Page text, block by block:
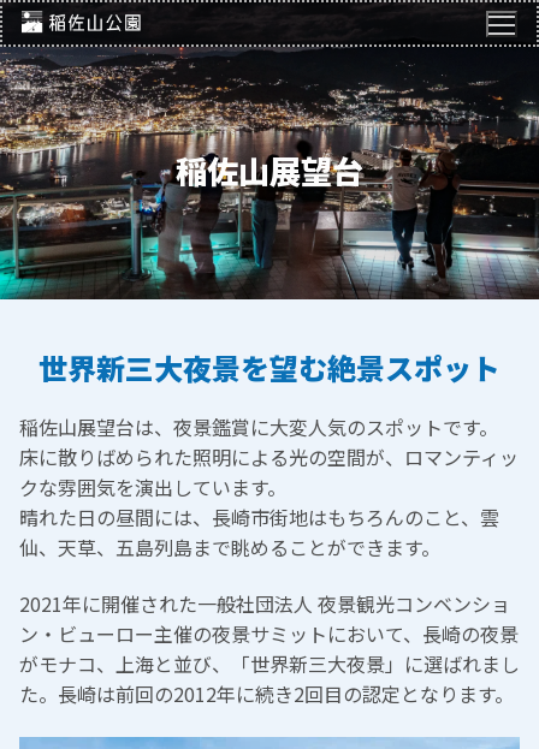
コ
ン
テ
ン
ツ
へ
ス
キ
ッ
プ
稲佐山展望台
世界新三大夜景を望む絶景スポット
稲佐山展望台は、夜景鑑賞に大変人気のスポットです。
床に散りばめられた照明による光の空間が、ロマンティッ
クな雰囲気を演出しています。
晴れた日の昼間には、長崎市街地はもちろんのこと、雲
仙、天草、五島列島まで眺めることができます。
2021年に開催された一般社団法人 夜景観光コンベンショ
ン・ビューロー主催の夜景サミットにおいて、長崎の夜景
がモナコ、上海と並び、「世界新三大夜景」に選ばれまし
た。長崎は前回の2012年に続き2回目の認定となります。